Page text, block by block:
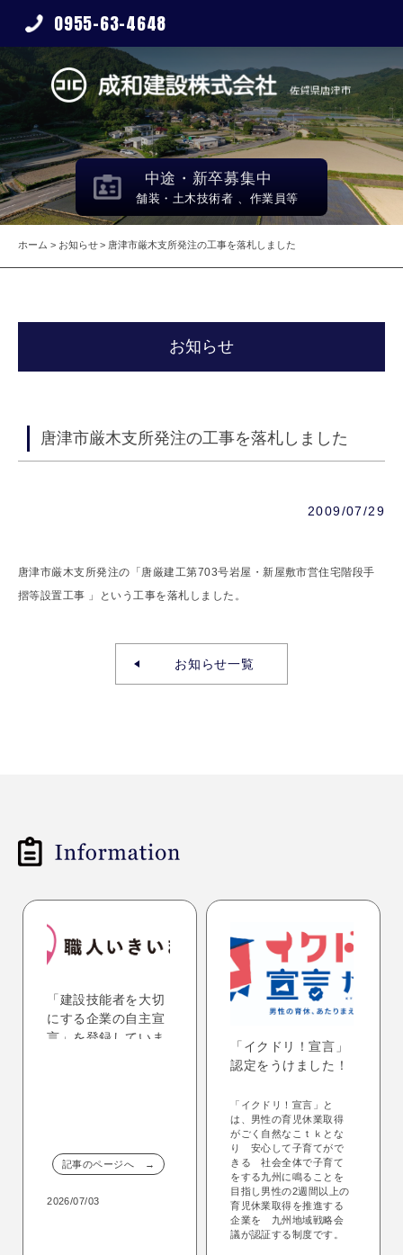
0955-63-4648
中途・新卒募集中
舗装・土木技術者 、作業員等
ホーム お知らせ 唐津市厳木支所発注の工事を落札しました
お知らせ
唐津市厳木支所発注の工事を落札しました
2009/07/29
唐津市厳木支所発注の「唐厳建工第703号岩屋・新屋敷市営住宅階段手
摺等設置工事 」という工事を落札しました。
お知らせ一覧
「建設技能者を大切
にする企業の自主宣
言」を登録していま
記事のページへ →
2026/07/03
「イクドリ！宣言」
認定をうけました！
「イクドリ！宣言」と
は、男性の育児休業取得
がごく自然なこｔｋとな
り 安心して子育てがで
きる 社会全体で子育て
をする九州に鳴ることを
目指し男性の2週間以上の
育児休業取得を推進する
企業を 九州地域戦略会
議が認証する制度です。